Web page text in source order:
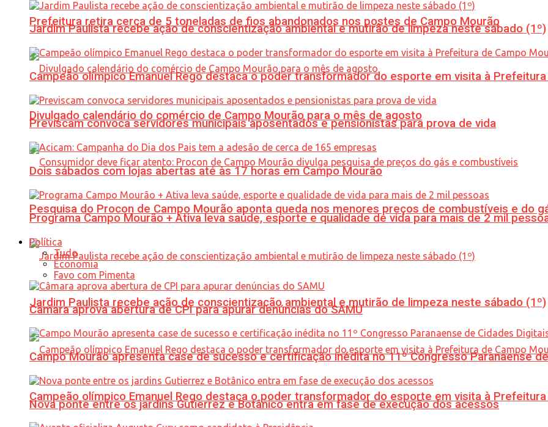
Prefeitura retira cerca de 5 toneladas de fios abandonados nos postes de Campo Mourão
Divulgado calendário do comércio de Campo Mourão para o mês de agosto
Pesquisa do Procon de Campo Mourão aponta queda nos menores preços de combustíveis e do
Jardim Paulista recebe ação de conscientização ambiental e mutirão de limpeza neste sábado (1º)
Campeão olímpico Emanuel Rego destaca o poder transformador do esporte em visita à
Jardim Paulista recebe ação de conscientização ambiental e mutirão de limpeza neste sábado (1º)
Campeão olímpico Emanuel Rego destaca o poder transformador do esporte em visita à
Previscam convoca servidores municipais aposentados e pensionistas para prova de vida
Dois sábados com lojas abertas até às 17 horas em Campo Mourão
Programa Campo Mourão + Ativa leva saúde, esporte e qualidade de vida para mais de 2 mil
Política
Tudo
Economia
Favo com Pimenta
Câmara aprova abertura de CPI para apurar denúncias do SAMU
Campo Mourão apresenta case de sucesso e certificação inédita no 11º Congresso Paranaense
Nova ponte entre os jardins Gutierrez e Botânico entra em fase de execução dos acessos